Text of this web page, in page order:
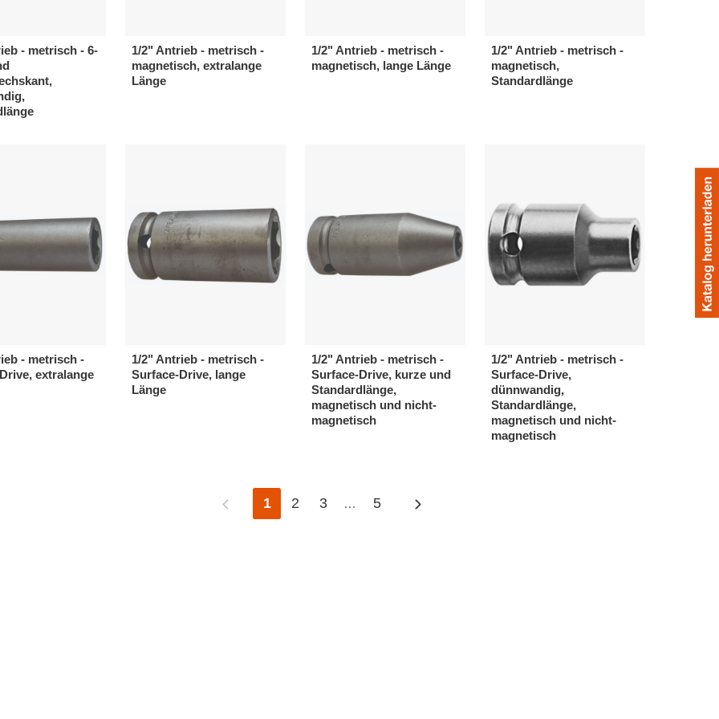
- metrisch - 6-
1/2" Antrieb - metrisch -
magnetisch, extralange
Länge
1/2" Antrieb - metrisch -
magnetisch, lange Länge
1/2" Antrieb - metrisch -
magnetisch,
Standardlänge
- metrisch -
extralange
1/2" Antrieb - metrisch -
Surface-Drive, lange
Länge
1/2" Antrieb - metrisch -
Surface-Drive, kurze und
Standardlänge,
magnetisch und nicht-
magnetisch
1/2" Antrieb - metrisch -
Surface-Drive,
dünnwandig,
Standardlänge,
magnetisch und nicht-
magnetisch
1 2 3 … 5